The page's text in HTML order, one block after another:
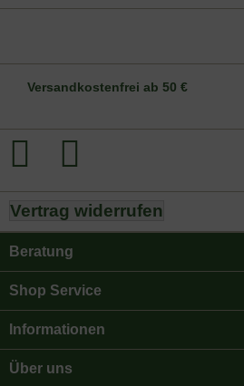
Versandkostenfrei ab 50 €
Vertrag widerrufen
Beratung
Shop Service
Informationen
Über uns